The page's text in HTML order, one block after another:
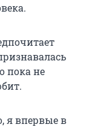
пока не
я впервые в